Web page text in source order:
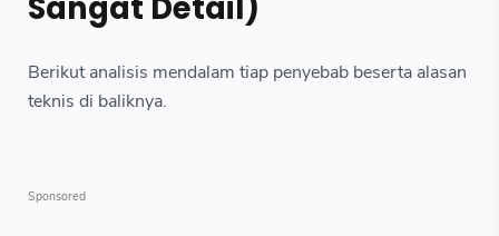
Berikut analisis mendalam tiap penyebab beserta alasan
teknis di baliknya.